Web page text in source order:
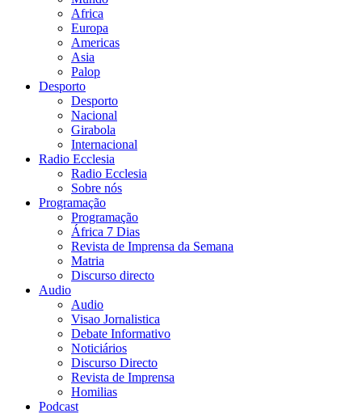
Africa
Europa
Americas
Asia
Palop
Desporto
Desporto
Nacional
Girabola
Internacional
Radio Ecclesia
Radio Ecclesia
Sobre nós
Programação
Programação
África 7 Dias
Revista de Imprensa da Semana
Matria
Discurso directo
Audio
Audio
Visao Jornalistica
Debate Informativo
Noticiários
Discurso Directo
Revista de Imprensa
Homilias
Podcast